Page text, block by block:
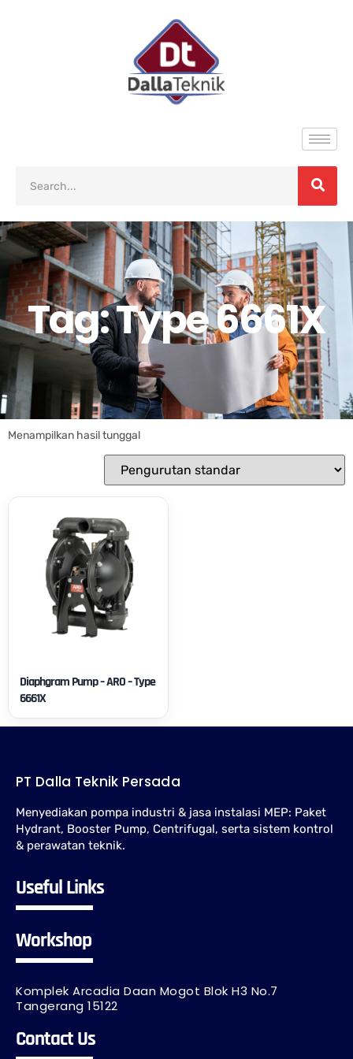
Tag: Type 6661X
Menampilkan hasil tunggal
Diaphgram Pump – ARO – Type
6661X
PT Dalla Teknik Persada
Menyediakan pompa industri & jasa instalasi MEP: Paket
Hydrant, Booster Pump, Centrifugal, serta sistem kontrol
& perawatan teknik.
Useful Links
Workshop
Komplek Arcadia Daan Mogot Blok H3 No.7
Tangerang 15122
Contact Us